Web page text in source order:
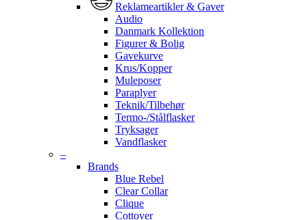
Reklameartikler & Gaver
Audio
Danmark Kollektion
Figurer & Bolig
Gavekurve
Krus/Kopper
Muleposer
Paraplyer
Teknik/Tilbehør
Termo-/Stålflasker
Tryksager
Vandflasker
–
Brands
Blue Rebel
Clear Collar
Clique
Cottover